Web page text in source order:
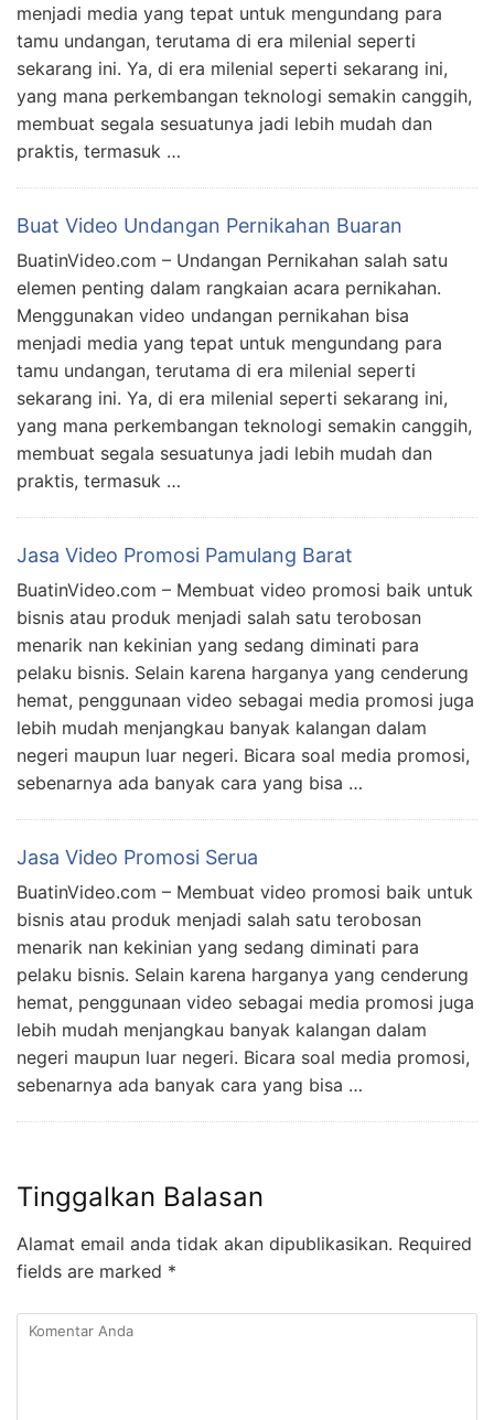
menjadi media yang tepat untuk mengundang para
tamu undangan, terutama di era milenial seperti
sekarang ini. Ya, di era milenial seperti sekarang ini,
yang mana perkembangan teknologi semakin canggih,
membuat segala sesuatunya jadi lebih mudah dan
praktis, termasuk …
Buat Video Undangan Pernikahan Buaran
BuatinVideo.com – Undangan Pernikahan salah satu
elemen penting dalam rangkaian acara pernikahan.
Menggunakan video undangan pernikahan bisa
menjadi media yang tepat untuk mengundang para
tamu undangan, terutama di era milenial seperti
sekarang ini. Ya, di era milenial seperti sekarang ini,
yang mana perkembangan teknologi semakin canggih,
membuat segala sesuatunya jadi lebih mudah dan
praktis, termasuk …
Jasa Video Promosi Pamulang Barat
BuatinVideo.com – Membuat video promosi baik untuk
bisnis atau produk menjadi salah satu terobosan
menarik nan kekinian yang sedang diminati para
pelaku bisnis. Selain karena harganya yang cenderung
hemat, penggunaan video sebagai media promosi juga
lebih mudah menjangkau banyak kalangan dalam
negeri maupun luar negeri. Bicara soal media promosi,
sebenarnya ada banyak cara yang bisa …
Jasa Video Promosi Serua
BuatinVideo.com – Membuat video promosi baik untuk
bisnis atau produk menjadi salah satu terobosan
menarik nan kekinian yang sedang diminati para
pelaku bisnis. Selain karena harganya yang cenderung
hemat, penggunaan video sebagai media promosi juga
lebih mudah menjangkau banyak kalangan dalam
negeri maupun luar negeri. Bicara soal media promosi,
sebenarnya ada banyak cara yang bisa …
Tinggalkan Balasan
Alamat email anda tidak akan dipublikasikan. Required
fields are marked *